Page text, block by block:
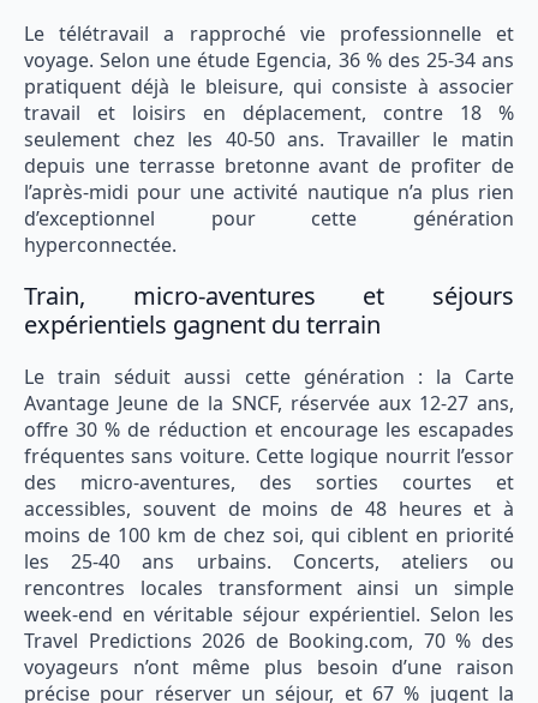
Le télétravail a rapproché vie professionnelle et
voyage. Selon une étude Egencia, 36 % des 25-34 ans
pratiquent déjà le bleisure, qui consiste à associer
travail et loisirs en déplacement, contre 18 %
seulement chez les 40-50 ans. Travailler le matin
depuis une terrasse bretonne avant de profiter de
l’après-midi pour une activité nautique n’a plus rien
d’exceptionnel pour cette génération
hyperconnectée.
Train, micro-aventures et séjours
expérientiels gagnent du terrain
Le train séduit aussi cette génération : la Carte
Avantage Jeune de la SNCF, réservée aux 12-27 ans,
offre 30 % de réduction et encourage les escapades
fréquentes sans voiture. Cette logique nourrit l’essor
des micro-aventures, des sorties courtes et
accessibles, souvent de moins de 48 heures et à
moins de 100 km de chez soi, qui ciblent en priorité
les 25-40 ans urbains. Concerts, ateliers ou
rencontres locales transforment ainsi un simple
week-end en véritable séjour expérientiel. Selon les
Travel Predictions 2026 de Booking.com, 70 % des
voyageurs n’ont même plus besoin d’une raison
précise pour réserver un séjour, et 67 % jugent la